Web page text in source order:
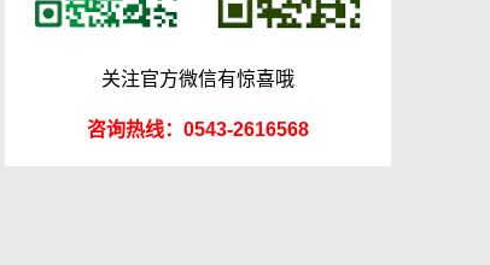
关注官方微信有惊喜哦
咨询热线：0543-2616568